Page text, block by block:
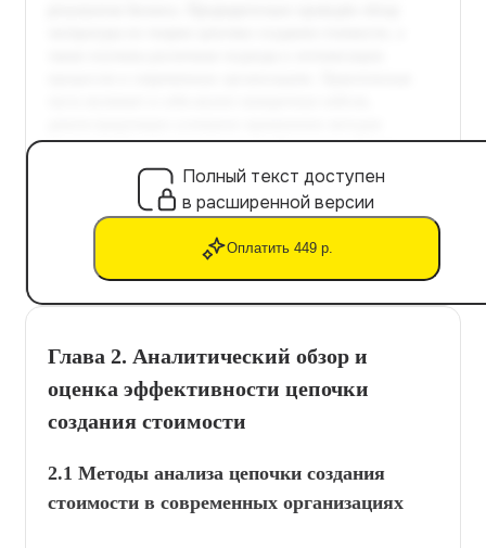
Полный текст доступен
в расширенной версии
Оплатить 449 р.
Глава 2. Аналитический обзор и
оценка эффективности цепочки
создания стоимости
2.1 Методы анализа цепочки создания
стоимости в современных организациях